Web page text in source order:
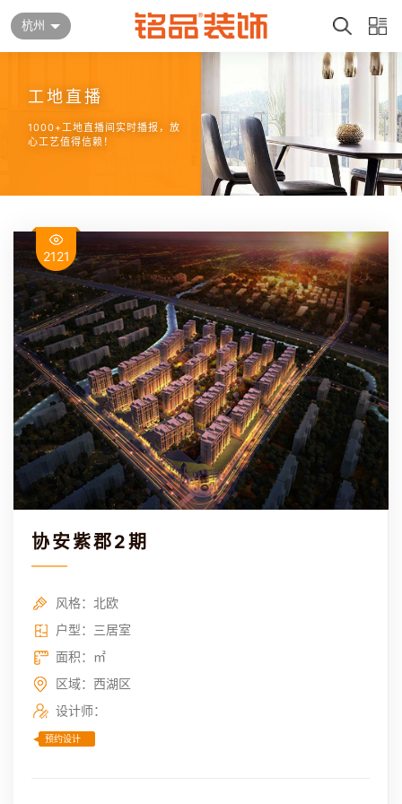
杭州
工地直播
1000+工地直播间实时播报，放
心工艺值得信赖！
2121
协安紫郡2期
风格：北欧
户型：三居室
面积：㎡
区域：西湖区
设计师：
预约设计